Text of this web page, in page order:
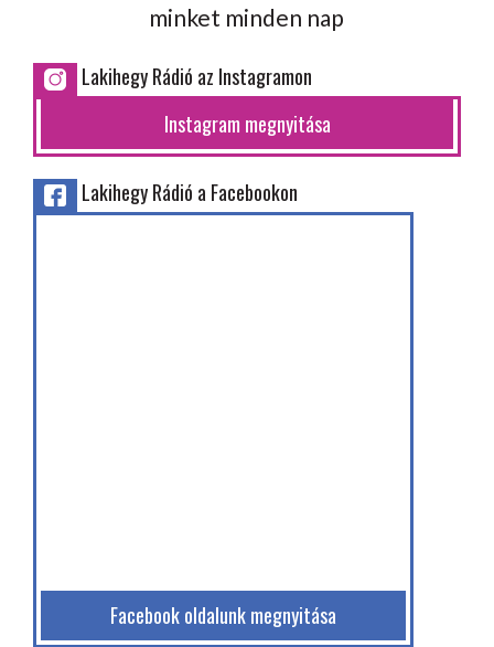
minket minden nap
Lakihegy Rádió az Instagramon
Instagram megnyitása
Lakihegy Rádió a Facebookon
Facebook oldalunk megnyitása